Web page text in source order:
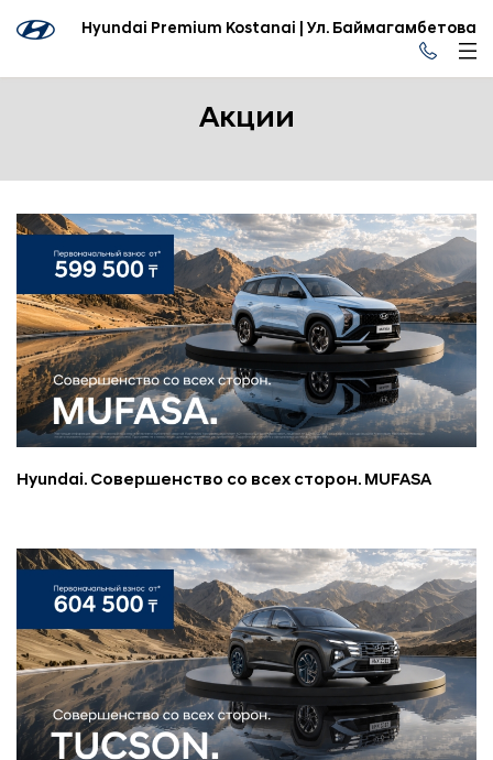
Hyundai Premium Kostanai | Ул. Баймагамбетова
Акции
Hyundai. Совершенство со всех сторон. MUFASA